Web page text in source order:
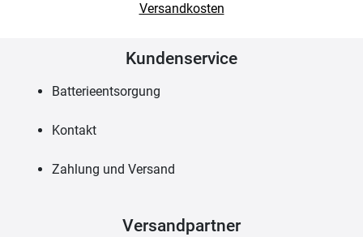
Versandkosten
Kundenservice
Batterieentsorgung
Kontakt
Zahlung und Versand
Versandpartner